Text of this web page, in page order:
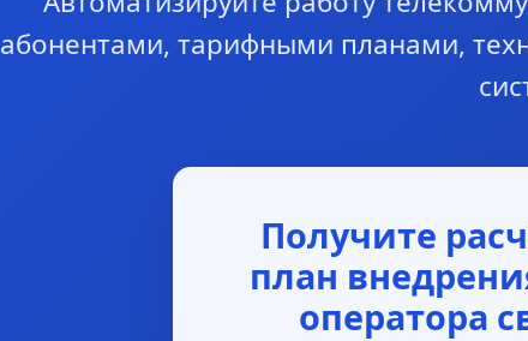
абонентами, тарифными планами,
Получите
план
оператора